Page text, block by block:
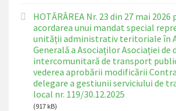
HOTĂRÂREA Nr. 23 din 27 mai 2026
acordarea unui mandat special
unității administrativ teritoriale în
Generală a Asociaților Asociației de
intercomunitară de transport
vederea aprobării modificării
delegare a gestiunii serviciului de
local nr. 119/30.12.2025
(917 kB)